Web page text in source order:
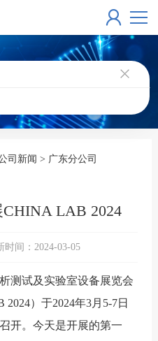
司新闻 > 广东分公司
LAB 2024
间：2024-03-05
测试及实验室设备展览会
）于2024年3月5-7日
开。今天是开展的第一